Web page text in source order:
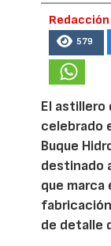
579
El astillero
celebrado
Buque
destinado
que marca
de detalle